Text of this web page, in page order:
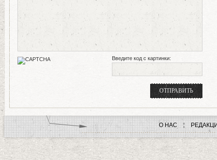
Введите код с картинки:
О НАС